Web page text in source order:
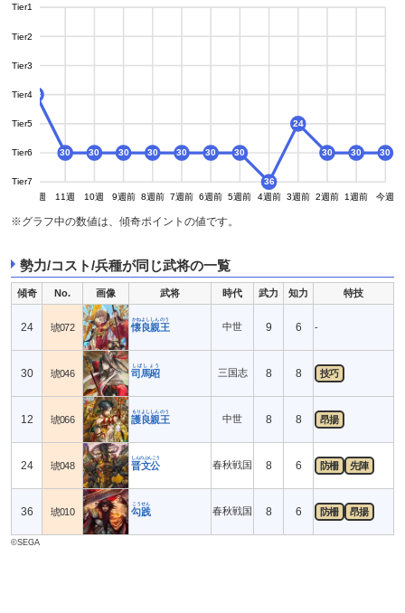
Tier1
Tier2
Tier3
Tier4
Tier5
Tier6
Tier7
12週 11週 10週 9週前 8週前 7週前 6週前 5週前 4週前 3週前 2週前 1週前 今週
18 18
30 30 30 30 30 30 30
36
24
30 30 30
※グラフ中の数値は、傾奇ポイントの値です。
勢力/コスト/兵種が同じ武将の一覧
傾奇 No. 画像 武将 時代 武力 知力 特技
24 琥072 懐良親王
かねよししんのう
中世 9 6 -
30 琥046 司馬昭
しばしょう
三国志 8 8 技巧
12 琥066 護良親王
もりよししんのう
中世 8 8 昂揚
24 琥048 晋文公
しんのぶんこう
春秋戦国 8 6 防柵 先陣
36 琥010 勾践
こうせん
春秋戦国 8 6 防柵 昂揚
©SEGA